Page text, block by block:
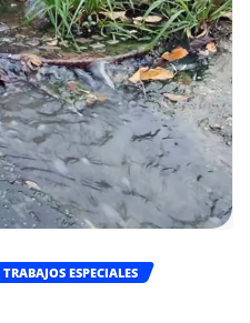
TRABAJOS ESPECIALES